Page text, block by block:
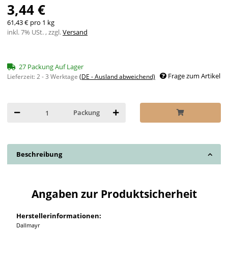
3,44 €
61,43 € pro 1 kg
inkl. 7% USt. , zzgl.Versand
27 Packung Auf Lager
Lieferzeit:2 - 3 Werktage (DE - Ausland abweichend) Frage zum Artikel
Packung
Beschreibung
Angaben zur Produktsicherheit
Herstellerinformationen:
Dallmayr